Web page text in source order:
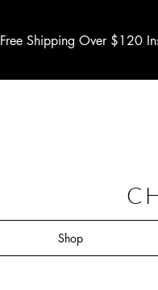
Free Shipping Over $120
Shop